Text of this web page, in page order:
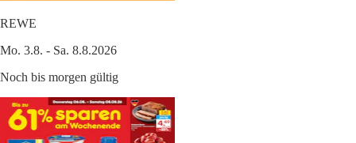
REWE
Mo. 3.8. - Sa. 8.8.2026
Noch bis morgen gültig